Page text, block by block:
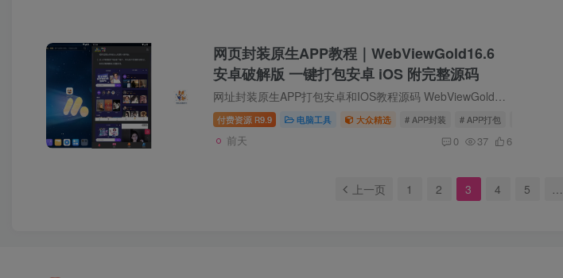
网页封装原生APP教程｜WebViewGold16.6
安卓破解版 一键打包安卓 iOS 附完整源码
网址封装原生APP打包安卓和IOS教程源码 WebViewGold安卓版16.6破解版 做了部分优化，剩下的交给网友们研究学习吧！没有加密的地方随便改 WebViewGold官方的安卓打包APP/安卓封装APP的框架，可以...
付费资源 R9.9 电脑工具 大众精选 # APP封装 # APP打包
前天 0 37 6
上一页 1 2 3 4 5 …